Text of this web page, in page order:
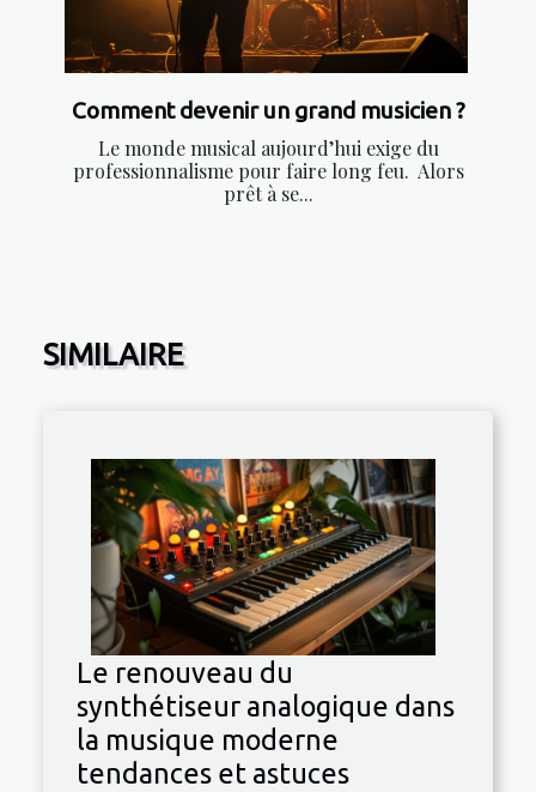
Comment devenir un grand musicien ?
Le monde musical aujourd’hui exige du
professionnalisme pour faire long feu. Alors
prêt à se...
SIMILAIRE
Le renouveau du
synthétiseur analogique dans
la musique moderne
tendances et astuces